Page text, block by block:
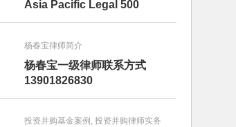
Asia Pacific Legal 500
杨春宝律师简介
杨春宝一级律师联系方式
13901826830
投资并购基金案例, 投资并购律师实务